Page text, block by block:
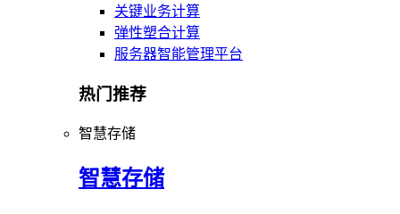
关键业务计算
弹性塑合计算
服务器智能管理平台
热门推荐
智慧存储
智慧存储